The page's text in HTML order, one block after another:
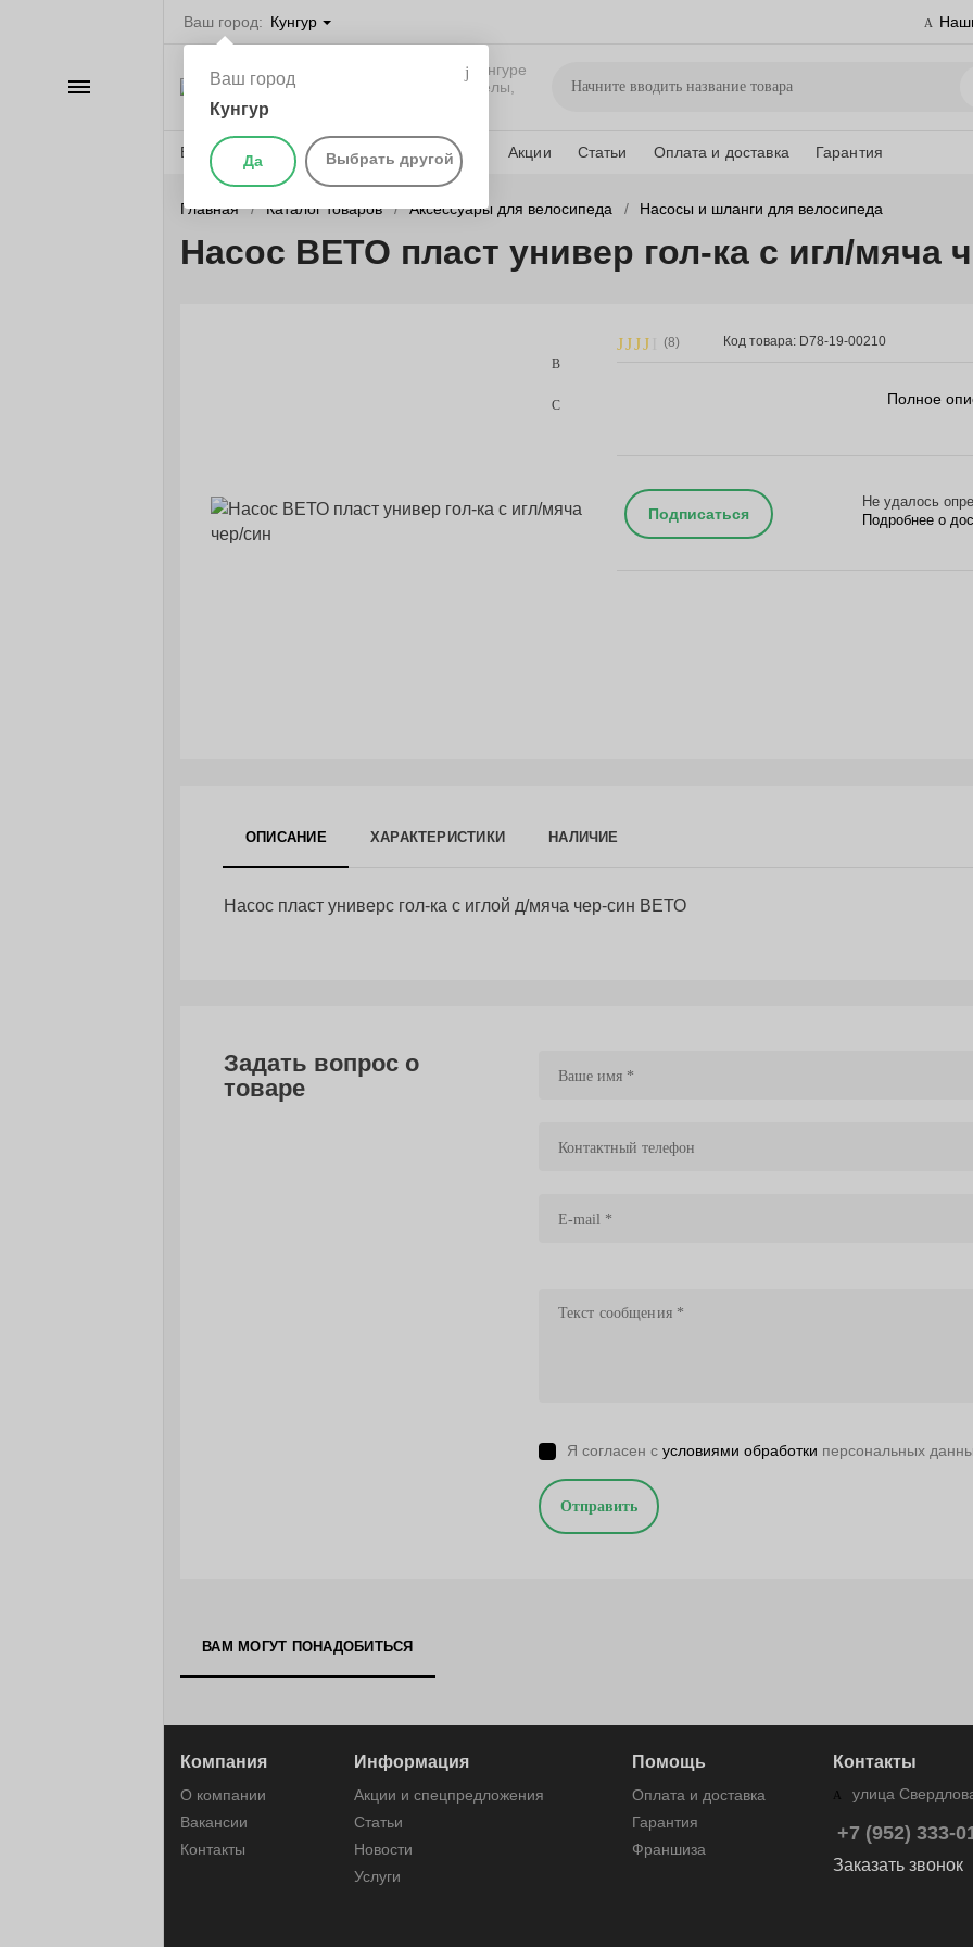
Ваш город: Кунгур
Ваш город
Кунгур
Да Выбрать другой
Велосипеды в Кунгуре
самокаты, беговелы,
Веломагазины Бренды О компании Акции Статьи Оплата и доставка Гарантия
Каталог
Главная Каталог товаров Аксессуары для велосипеда Насосы и шланги для велосипеда
Насос ВЕТО пласт универ гол-ка с игл/мяча
(8) Код товара: D78-19-00210
Полное
Подписаться
Не удалось
Подробнее о
ОПИСАНИЕ ХАРАКТЕРИСТИКИ НАЛИЧИЕ
Насос пласт универс гол-ка с иглой д/мяча чер-син ВЕТО
Задать вопрос о
товаре
Я согласен с условиями обработки персональных
Отправить
ВАМ МОГУТ ПОНАДОБИТЬСЯ
Компания
О компании
Вакансии
Контакты
Информация
Акции и спецпредложения
Статьи
Новости
Услуги
Помощь
Оплата и доставка
Гарантия
Франшиза
Контакты
улица
+7 (952) 333-
Заказать звонок